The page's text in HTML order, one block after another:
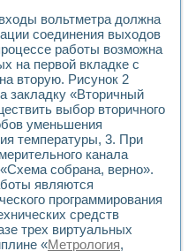
практикума по
лаборатории по электротехнике
алгоритмы частотного анализа
центра «Технологии
программе «Прикладная
постоянного тока
формирования
по курсу ИИС на базе
институты
вольтметра должна
соединения выходов
работы возможна
на первой вкладке с
вторую. Рисунок 2
закладку «Вторичный
выбор вторичного
уменьшения
температуры, 3. При
канала
собрана, верно».
являются
программирования
средств
трех виртуальных
«Метрология,